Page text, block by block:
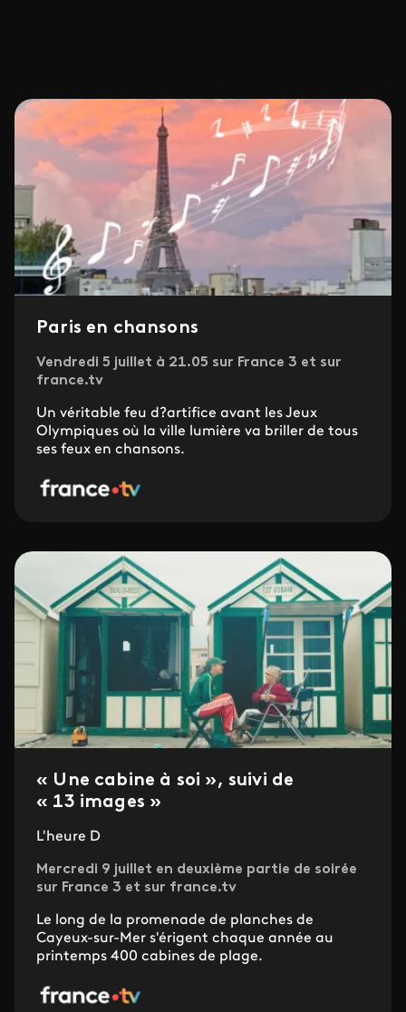
Paris en chansons
Vendredi 5 juillet à 21.05 sur France 3 et sur
france.tv
Un véritable feu d?artifice avant les Jeux
Olympiques où la ville lumière va briller de tous
ses feux en chansons.
« Une cabine à soi », suivi de
« 13 images »
L'heure D
Mercredi 9 juillet en deuxième partie de soirée
sur France 3 et sur france.tv
Le long de la promenade de planches de
Cayeux-sur-Mer s'érigent chaque année au
printemps 400 cabines de plage.